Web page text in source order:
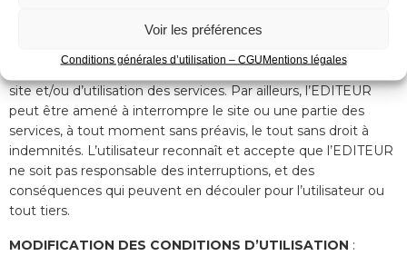
Voir les préférences
Conditions générales d’utilisation – CGUMentions légales
technique vis à vis de l’utilisateur que ce soit par des moyens
électronique ou téléphonique. La responsabilité de l’éditeur
ne saurait être engagée en cas d’impossibilité d’accès à ce
site et/ou d’utilisation des services. Par ailleurs, l’EDITEUR
peut être amené à interrompre le site ou une partie des
services, à tout moment sans préavis, le tout sans droit à
indemnités. L’utilisateur reconnaît et accepte que l’EDITEUR
ne soit pas responsable des interruptions, et des
conséquences qui peuvent en découler pour l’utilisateur ou
tout tiers.
MODIFICATION DES CONDITIONS D’UTILISATION :